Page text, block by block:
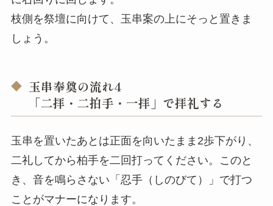
枝側を祭壇に向けて、玉串案の上にそっと置きま
しょう。
玉串奉奠の流れ4
「二拝・二拍手・一拝」で拝礼する
玉串を置いたあとは正面を向いたまま2歩下がり、
二礼してから柏手を二回打ってください。このと
き、音を鳴らさない「忍手（しのびて）」で打つ
ことがマナーになります。